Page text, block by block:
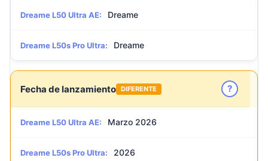
Dreame L50 Ultra AE: Dreame
Dreame L50s Pro Ultra: Dreame
Fecha de lanzamiento DIFERENTE ?
Dreame L50 Ultra AE: Marzo 2026
Dreame L50s Pro Ultra: 2026